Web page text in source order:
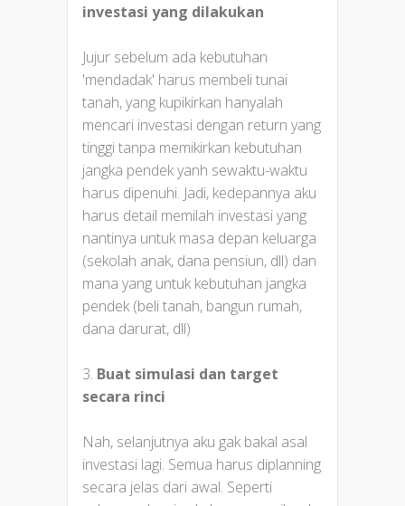
investasi yang dilakukan
Jujur sebelum ada kebutuhan
'mendadak' harus membeli tunai
tanah, yang kupikirkan hanyalah
mencari investasi dengan return yang
tinggi tanpa memikirkan kebutuhan
jangka pendek yanh sewaktu-waktu
harus dipenuhi. Jadi, kedepannya aku
harus detail memilah investasi yang
nantinya untuk masa depan keluarga
(sekolah anak, dana pensiun, dll) dan
mana yang untuk kebutuhan jangka
pendek (beli tanah, bangun rumah,
dana darurat, dll)
3. Buat simulasi dan target
secara rinci
Nah, selanjutnya aku gak bakal asal
investasi lagi. Semua harus diplanning
secara jelas dari awal. Seperti